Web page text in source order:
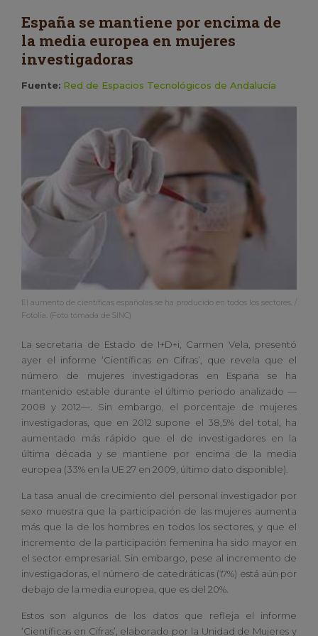
España se mantiene por encima de
la media europea en mujeres
investigadoras
Fuente: Red de Espacios Tecnológicos de Andalucía
El aumento de científicas españolas se ha producido en todos los sectores. /
Fotolia. (Foto tomada de SINC)
La secretaria de Estado de I+D+i, Carmen Vela, presentó
ayer el informe ‘Científicas en Cifras’, que revela que el
número de mujeres investigadoras en España se ha
mantenido estable durante el último periodo analizado —
2008 y 2012—. Sin embargo, el porcentaje de mujeres
investigadoras, que en 2012 supone el 38,5% del total, ha
aumentado más rápido que el de investigadores en la
última década y se mantiene por encima de la media
europea (33% en la UE 27 en 2009, último dato disponible).
La tasa anual de crecimiento del personal investigador por
sexo muestra que la participación de las mujeres aumenta
más que la de los hombres en todos los sectores, y que el
incremento de la participación femenina ha sido mayor en
el sector empresarial. Sin embargo, pese al incremento de
investigadoras, el número de catedráticas (17%) está aún por
debajo de la media europea, que es del 20%.
Estos son algunos de los datos que refleja el informe
‘Científicas en Cifras’, elaborado por la Unidad de Mujeres y